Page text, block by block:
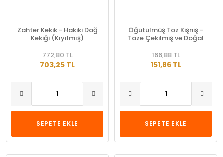
Zahter Kekik - Hakiki Dağ
Kekiği (Kıyılmış)
703,25 TL
772,80 TL
SEPETE EKLE
Öğütülmüş Toz Kişniş -
Taze Çekilmiş ve Doğal
151,86 TL
166,88 TL
SEPETE EKLE